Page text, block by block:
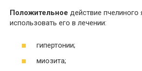
Положительное действие
использовать его в лечении:
гипертонии;
миозита;